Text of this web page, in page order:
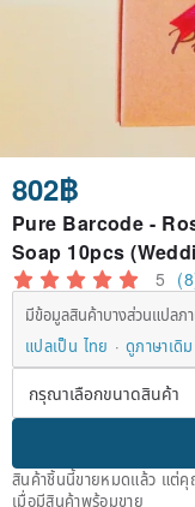
802฿
Pure Barcode -
Soap 10pcs
5
มีข้อมูลสินค้าบางส่วนแปลภ
แปลเป็น ไทย
ดูภาษาเดิ
สินค้าชิ้นนี้ขายหมดแล้ว แต่คุ
เมื่อมีสินค้าพร้อมขาย